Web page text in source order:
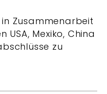
Zusammenarbeit
USA, Mexiko, China
zu